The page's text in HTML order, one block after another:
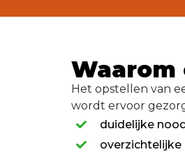
Het opstellen van
wordt ervoor
duidelijke